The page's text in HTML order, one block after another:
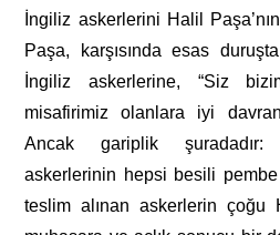
İngiliz askerlerini Halil
Paşa, karşısında esas
İngiliz askerlerine, “Siz
misafirimiz olanlara iyi
Ancak gariplik şuradadır:
askerlerinin hepsi besili
teslim alınan askerlerin